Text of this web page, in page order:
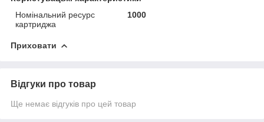
Номінальний ресурс
картриджа
1000
Приховати
Відгуки про товар
Ще немає відгуків про цей товар